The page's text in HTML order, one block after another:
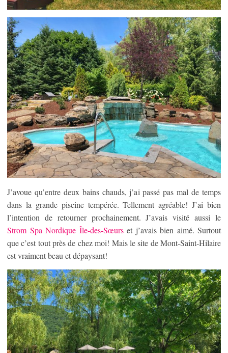
J’avoue qu’entre deux bains chauds, j’ai passé pas mal de temps
dans la grande piscine tempérée. Tellement agréable! J’ai bien
l’intention de retourner prochainement. J’avais visité aussi le
Strom Spa Nordique Île-des-Sœurset j’avais bien aimé. Surtout
que c’est tout près de chez moi! Mais le site de Mont-Saint-Hilaire
est vraiment beau et dépaysant!